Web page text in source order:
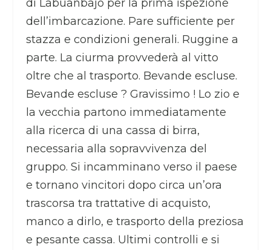
di Labuanbajo per la prima ispezione
dell’imbarcazione. Pare sufficiente per
stazza e condizioni generali. Ruggine a
parte. La ciurma provvederà al vitto
oltre che al trasporto. Bevande escluse.
Bevande escluse ? Gravissimo ! Lo zio e
la vecchia partono immediatamente
alla ricerca di una cassa di birra,
necessaria alla sopravvivenza del
gruppo. Si incamminano verso il paese
e tornano vincitori dopo circa un’ora
trascorsa tra trattative di acquisto,
manco a dirlo, e trasporto della preziosa
e pesante cassa. Ultimi controlli e si